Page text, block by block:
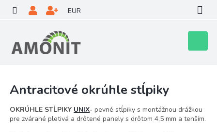
obsah
EUR
košík
Antracitové okrúhle stĺpiky
OKRÚHLE STĹPIKY UNIX- pevné stĺpiky s montážnou drážkou
pre zvárané pletivá a drôtené panely s drôtom 4,5 mm a tenším.